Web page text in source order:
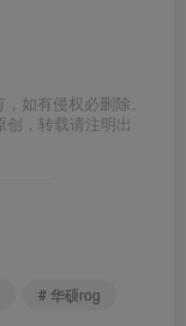
如有侵权必删除。
，转载请注明出
# 华硕rog